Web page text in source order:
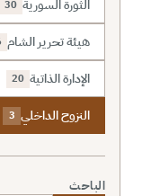
الثورة السورية 30
هيئة تحرير الشام
الإدارة الذاتية 20
النزوح الداخلي 3
الباحث